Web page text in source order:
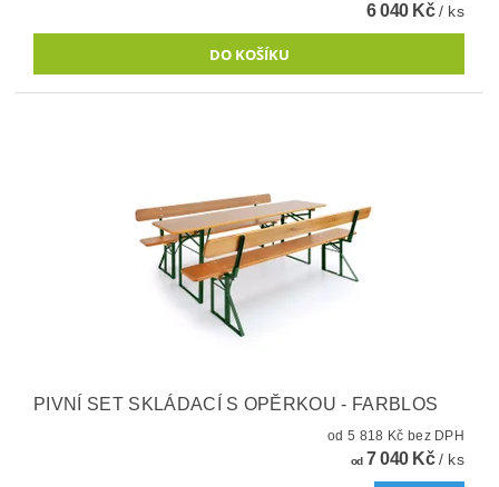
6 040 Kč/ ks
PIVNÍ SET SKLÁDACÍ S OPĚRKOU - FARBLOS
od 5 818 Kč bez DPH
od7 040 Kč/ ks